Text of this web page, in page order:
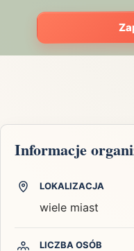
Informacje
LOKALIZACJA
wiele miast
LICZBA OSÓB